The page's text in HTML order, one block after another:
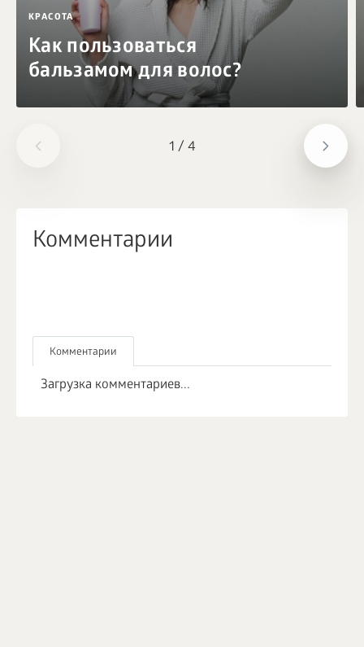
1 / 4
КРАСОТА
Как пользоваться
бальзамом для волос?
Комментарии
Комментарии
Загрузка комментариев...